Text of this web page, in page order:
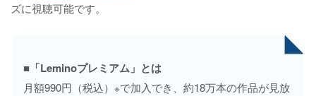
ズに視聴可能です。
■「Leminoプレミアム」とは
月額990円（税込） ※で加入でき、約18万本の作品が見放